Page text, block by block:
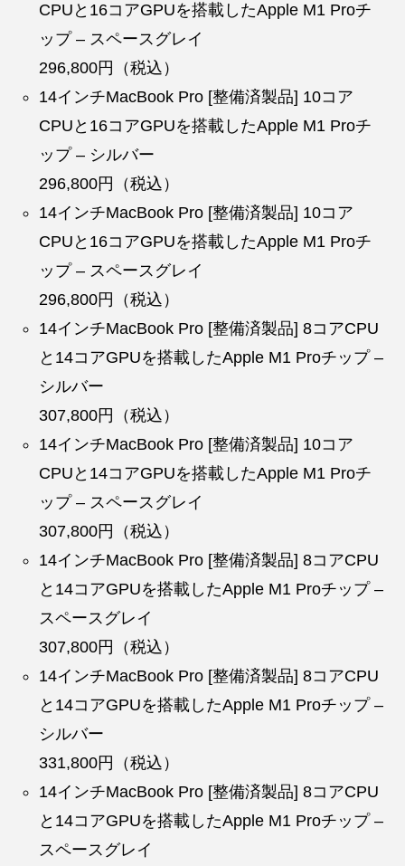
CPUと16コアGPUを搭載したApple M1 Proチ
ップ – スペースグレイ
296,800円（税込）
14インチMacBook Pro [整備済製品] 10コア
CPUと16コアGPUを搭載したApple M1 Proチ
ップ – シルバー
296,800円（税込）
14インチMacBook Pro [整備済製品] 10コア
CPUと16コアGPUを搭載したApple M1 Proチ
ップ – スペースグレイ
296,800円（税込）
14インチMacBook Pro [整備済製品] 8コアCPU
と14コアGPUを搭載したApple M1 Proチップ –
シルバー
307,800円（税込）
14インチMacBook Pro [整備済製品] 10コア
CPUと14コアGPUを搭載したApple M1 Proチ
ップ – スペースグレイ
307,800円（税込）
14インチMacBook Pro [整備済製品] 8コアCPU
と14コアGPUを搭載したApple M1 Proチップ –
スペースグレイ
307,800円（税込）
14インチMacBook Pro [整備済製品] 8コアCPU
と14コアGPUを搭載したApple M1 Proチップ –
シルバー
331,800円（税込）
14インチMacBook Pro [整備済製品] 8コアCPU
と14コアGPUを搭載したApple M1 Proチップ –
スペースグレイ